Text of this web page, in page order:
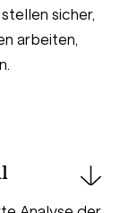
sicher,
arbeiten,